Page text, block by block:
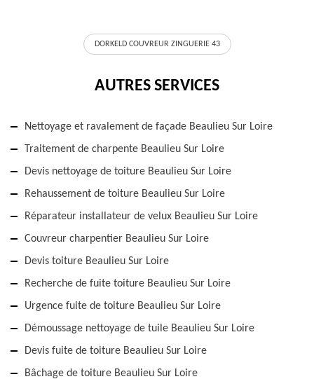
DORKELD COUVREUR ZINGUERIE 43
AUTRES SERVICES
Nettoyage et ravalement de façade Beaulieu Sur Loire
Traitement de charpente Beaulieu Sur Loire
Devis nettoyage de toiture Beaulieu Sur Loire
Rehaussement de toiture Beaulieu Sur Loire
Réparateur installateur de velux Beaulieu Sur Loire
Couvreur charpentier Beaulieu Sur Loire
Devis toiture Beaulieu Sur Loire
Recherche de fuite toiture Beaulieu Sur Loire
Urgence fuite de toiture Beaulieu Sur Loire
Démoussage nettoyage de tuile Beaulieu Sur Loire
Devis fuite de toiture Beaulieu Sur Loire
Bâchage de toiture Beaulieu Sur Loire